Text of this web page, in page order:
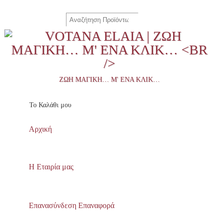
ΖΩΉ ΜΑΓΙΚΉ… Μ' ΈΝΑ ΚΛΙΚ…
To Καλάθι μου
Αρχική
Η Εταιρία μας
Επανασύνδεση Επαναφορά